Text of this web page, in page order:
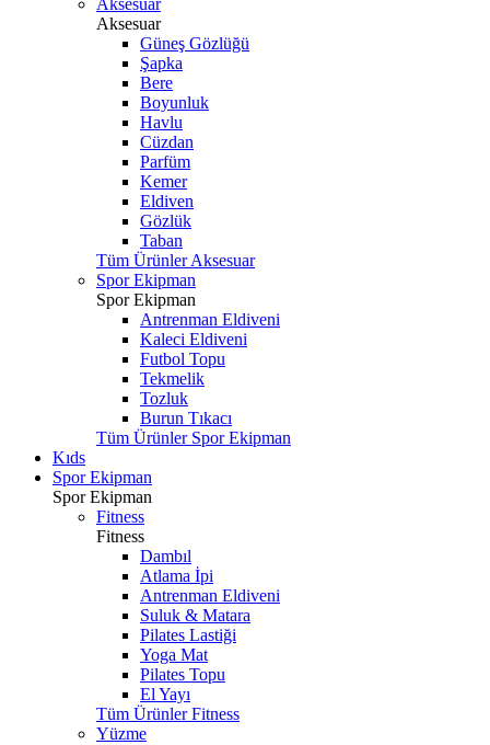
Aksesuar
Aksesuar
Güneş Gözlüğü
Şapka
Bere
Boyunluk
Havlu
Cüzdan
Parfüm
Kemer
Eldiven
Gözlük
Taban
Tüm Ürünler Aksesuar
Spor Ekipman
Spor Ekipman
Antrenman Eldiveni
Kaleci Eldiveni
Futbol Topu
Tekmelik
Tozluk
Burun Tıkacı
Tüm Ürünler Spor Ekipman
Kıds
Spor Ekipman
Spor Ekipman
Fitness
Fitness
Dambıl
Atlama İpi
Antrenman Eldiveni
Suluk & Matara
Pilates Lastiği
Yoga Mat
Pilates Topu
El Yayı
Tüm Ürünler Fitness
Yüzme